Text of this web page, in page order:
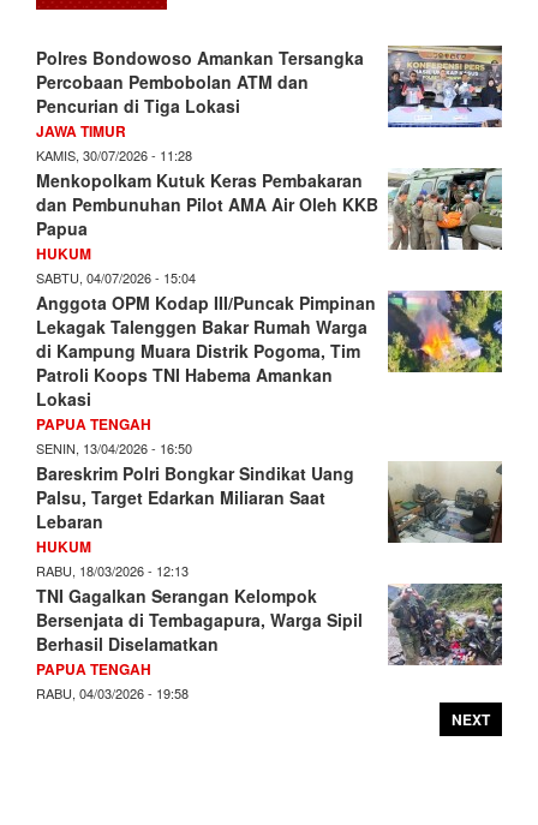
Polres Bondowoso Amankan Tersangka
Percobaan Pembobolan ATM dan
Pencurian di Tiga Lokasi
JAWA TIMUR
KAMIS, 30/07/2026 - 11:28
Menkopolkam Kutuk Keras Pembakaran
dan Pembunuhan Pilot AMA Air Oleh KKB
Papua
HUKUM
SABTU, 04/07/2026 - 15:04
Anggota OPM Kodap III/Puncak Pimpinan
Lekagak Talenggen Bakar Rumah Warga
di Kampung Muara Distrik Pogoma, Tim
Patroli Koops TNI Habema Amankan
Lokasi
PAPUA TENGAH
SENIN, 13/04/2026 - 16:50
Bareskrim Polri Bongkar Sindikat Uang
Palsu, Target Edarkan Miliaran Saat
Lebaran
HUKUM
RABU, 18/03/2026 - 12:13
TNI Gagalkan Serangan Kelompok
Bersenjata di Tembagapura, Warga Sipil
Berhasil Diselamatkan
PAPUA TENGAH
RABU, 04/03/2026 - 19:58
NEXT